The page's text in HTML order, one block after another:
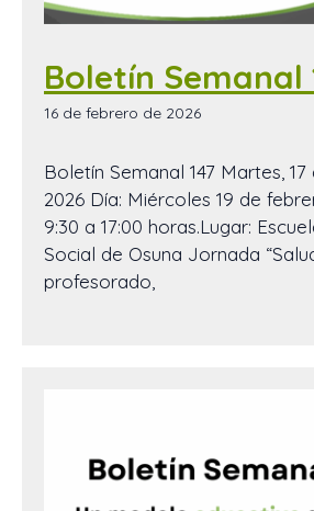
Boletín Semanal
16 de febrero de 2026
Boletín Semanal 147 Martes,
2026 Día: Miércoles 19 de
9:30 a 17:00 horas.Lugar:
Social de Osuna Jornada
profesorado,